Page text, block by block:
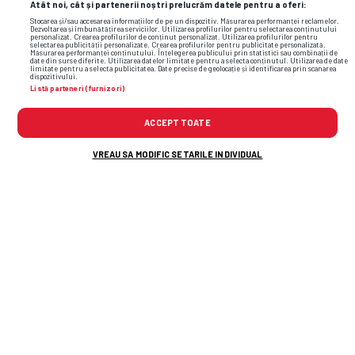
Atât noi, cât și partenerii noștri prelucrăm datele pentru a oferi:
Stocarea și/sau accesarea informațiilor de pe un dispozitiv. Măsurarea performanței reclamelor.
Dezvoltarea și îmbunătățirea serviciilor. Utilizarea profilurilor pentru selectarea conținutului
personalizat. Crearea profilurilor de conținut personalizat. Utilizarea profilurilor pentru
selectarea publicității personalizate. Crearea profilurilor pentru publicitate personalizată.
Măsurarea performanței conținutului. Înțelegerea publicului prin statistici sau combinații de
date din surse diferite. Utilizarea datelor limitate pentru a selecta conținutul. Utilizarea de date
limitate pentru a selecta publicitatea. Date precise de geolocație și identificarea prin scanarea
dispozitivului.
Listă parteneri (furnizori)
ACCEPT TOATE
VREAU SA MODIFIC SETARILE INDIVIDUAL